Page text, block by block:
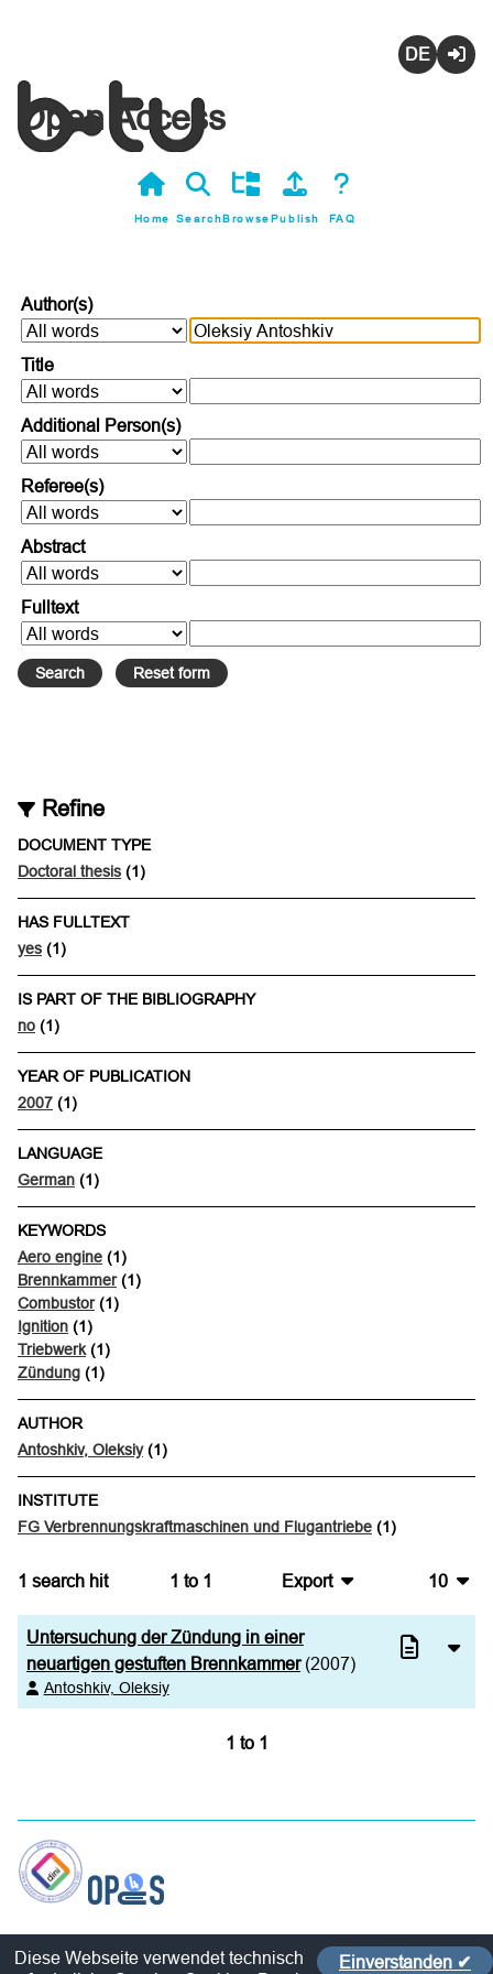
Open Access
Home SearchBrowsePublish FAQ
Author(s)
Title
Additional Person(s)
Referee(s)
Abstract
Fulltext
Refine
DOCUMENT TYPE
Doctoral thesis (1)
HAS FULLTEXT
yes (1)
IS PART OF THE BIBLIOGRAPHY
no (1)
YEAR OF PUBLICATION
2007 (1)
LANGUAGE
German (1)
KEYWORDS
Aero engine (1)
Brennkammer(1)
Combustor(1)
Ignition (1)
Triebwerk(1)
Zündung (1)
AUTHOR
Antoshkiv, Oleksiy(1)
INSTITUTE
FG Verbrennungskraftmaschinen und Flugantriebe (1)
1 search hit 1 to 1
Export
BibTeX
CSV
RIS
10
10
50
Untersuchung der Zündung in einer
neuartigen gestuften Brennkammer(2007)
Antoshkiv, Oleksiy
1 to 1
Policy
Einverstanden ✔
Diese Webseite verwendet technisch